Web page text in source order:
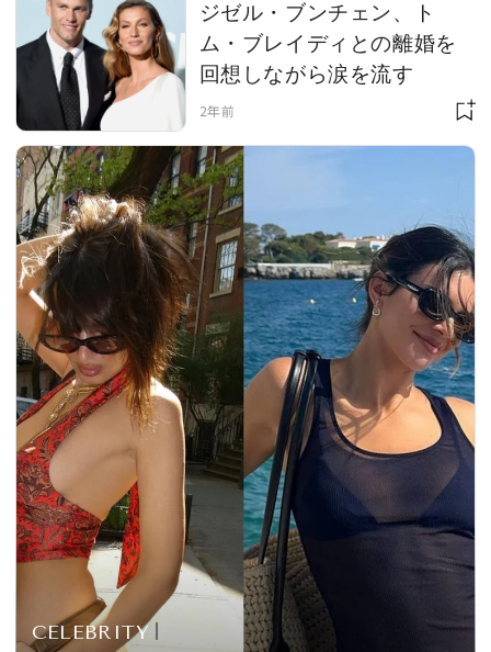
ジゼル・ブンチェン、ト
ム・ブレイディとの離婚を
回想しながら涙を流す
2年前
CELEBRITY